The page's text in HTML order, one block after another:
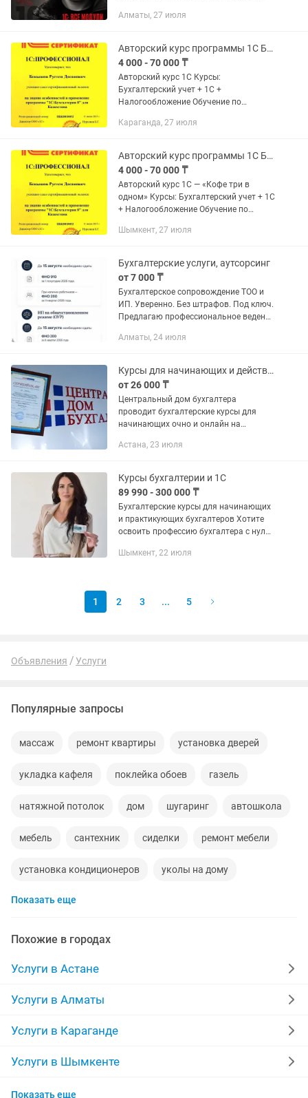
бухгалтеров, кассиров, менеджеров,
Объясняю...
Алматы, 27 июля
Авторский курс программы 1С Бух. баланс ФНО в КНП (все на практике)
4 000 - 70 000 ₸
Авторский курс 1С Курсы:
Бухгалтерский учет + 1С +
Налогообложение Обучение по
идеальный кофе: 1С — как основа кофе
понять...
Караганда, 27 июля
Авторский курс программы 1С Бух. баланс ФНО в КНП (все на практике)
4 000 - 70 000 ₸
Авторский курс 1С — «Кофе три в
одном» Курсы: Бухгалтерский учет + 1С
+ Налогообложение Обучение по
идеальный кофе: 1С — как основа кофе
Шымкент, 27 июля
Бухгалтерские услуги, аутсорсинг
от 7 000 ₸
Бухгалтерское сопровождение ТОО и
ИП. Уверенно. Без штрафов. Под ключ.
Предлагаю профессиональное ведение
ТОО и ИП на ОУР и СНР. 🔸 Полное
Алматы, 24 июля
Курсы для начинающих и действующих бухгалтеров
от 26 000 ₸
Центральный дом бухгалтера
проводит бухгалтерские курсы для
начинающих очно и онлайн на
Казахстану. Курс ориентирован на
Астана, 23 июля
Курсы бухгалтерии и 1С
89 990 - 300 000 ₸
Бухгалтерские курсы для начинающих
и практикующих бухгалтеров Хотите
освоить профессию бухгалтера с нуля
курсы помогут вам уверенно работать
Шымкент, 22 июля
1 2 3 ... 5
Объявления Услуги
Популярные запросы
массаж ремонт квартиры установка дверей
укладка кафеля поклейка обоев газель
натяжной потолок дом шугаринг автошкола
мебель сантехник сиделки ремонт мебели
установка кондиционеров уколы на дому
вывоз мусора
манипулятор
кухни квартира
материнская плата
укладка ламината
вскрытие замков
Показать еще
Похожие в городах
Услуги в Астане
Услуги в Алматы
Услуги в Караганде
Услуги в Шымкенте
Услуги в Усть-Каменогорске
Показать еще